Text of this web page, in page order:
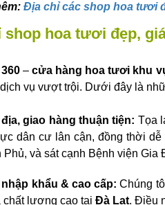
Địa chỉ các shop hoa tươi
hoa tươi đẹp,
–cửa hàng hoa tươi khu
vụ vượt trội. Dưới đây là
giao hàng thuận tiện: Tọa
dân cư lân cận, đồng thời dễ
và sát cạnh Bệnh viện Gia
khẩu & cao cấp: Chúng
lượng cao tại Đà Lạt. Điều